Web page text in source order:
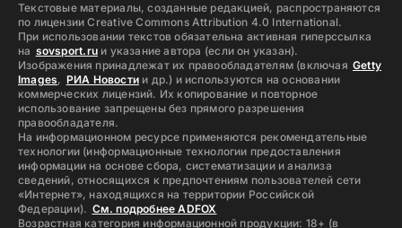
Текстовые материалы, созданные редакцией, распространяются
по лицензии Creative Commons Attribution 4.0 International.
При использовании текстов обязательна активная гиперссылка
на sovsport.ruи указание автора (если он указан).
Изображения принадлежат их правообладателям (включая Getty
Images, РИА Новости и др.) и используются на основании
коммерческих лицензий. Их копирование и повторное
использование запрещены без прямого разрешения
правообладателя.
На информационном ресурсе применяются рекомендательные
технологии (информационные технологии предоставления
информации на основе сбора, систематизации и анализа
сведений, относящихся к предпочтениям пользователей сети
«Интернет», находящихся на территории Российской
Федерации). См. подробнее ADFOX
Возрастная категория информационной продукции: 18+ (в